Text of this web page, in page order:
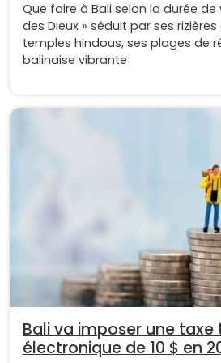
Que faire à Bali selon la durée de
des Dieux » séduit par ses
temples hindous, ses plages de
balinaise vibrante
Bali va imposer une
électronique de 10 $ en